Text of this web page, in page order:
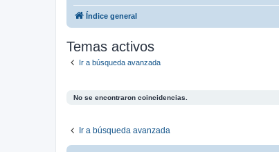
Índice general
Temas activos
Ir a búsqueda avanzada
No se encontraron coincidencias.
Ir a búsqueda avanzada